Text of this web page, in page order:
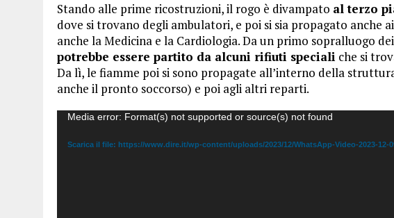
Stando alle prime ricostruzioni, il rogo è divampato al terzo
dove si trovano degli ambulatori, e poi si sia propagato anche
anche la Medicina e la Cardiologia. Da un primo sopralluogo
potrebbe essere partito da alcuni rifiuti speciali che si
Da lì, le fiamme poi si sono propagate all’interno della
anche il pronto soccorso) e poi agli altri reparti.
Video
Media error: Format(s) not supported or source(s) not found
Scarica il file: https://www.dire.it/wp-content/uploads/2023/12/WhatsApp-Video-2023-12-